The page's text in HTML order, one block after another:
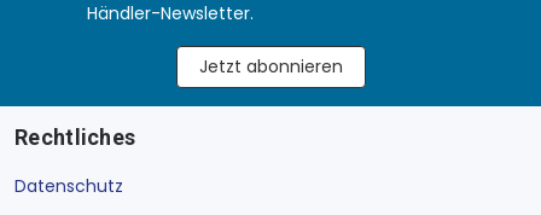
Händler-Newsletter.
Jetzt abonnieren
Rechtliches
Datenschutz